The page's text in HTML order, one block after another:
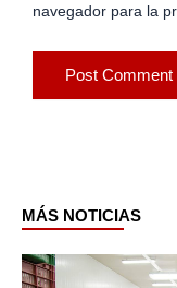
navegador para la
MÁS NOTICIAS